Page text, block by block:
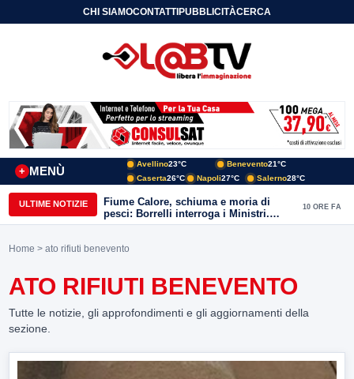
CHI SIAMOCONTATTIPUBBLICITÀCERCA
MENÙ
+
Avellino23°C Benevento21°C
Caserta26°C Napoli27°C Salerno28°C
ULTIME NOTIZIE
Fiume Calore, schiuma e moria di
pesci: Borrelli interroga i Ministri.
“Benevento paga l’assenza del
10 ORE FA
Home > ato rifiuti benevento
ATO RIFIUTI BENEVENTO
Tutte le notizie, gli approfondimenti e gli aggiornamenti della
sezione.